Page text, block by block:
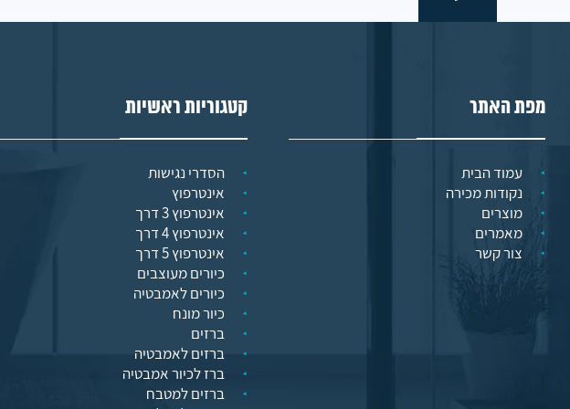
מפת האתר
עמוד הבית
נקודות מכירה
מוצרים
מאמרים
צור קשר
קטגוריות ראשיות
הסדרי נגישות
אינטרפוץ
אינטרפוץ 3 דרך
אינטרפוץ 4 דרך
אינטרפוץ 5 דרך
כיורים מעוצבים
כיורים לאמבטיה
כיור מונח
ברזים
ברזים לאמבטיה
ברז לכיור אמבטיה
ברזים למטבח